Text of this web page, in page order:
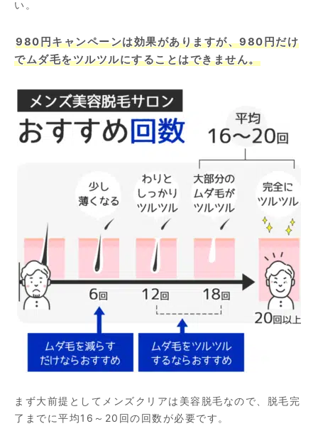
い。
980円キャンペーンは効果がありますが、980円だけ
でムダ毛をツルツルにすることはできません。
まず大前提としてメンズクリアは美容脱毛なので、脱毛完
了までに平均16～20回の回数が必要です。